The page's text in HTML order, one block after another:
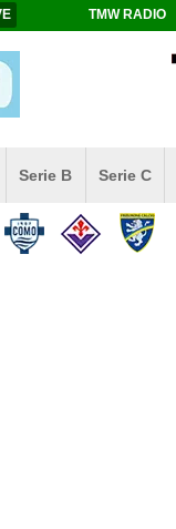
TMW RADIO
Serie B Serie C